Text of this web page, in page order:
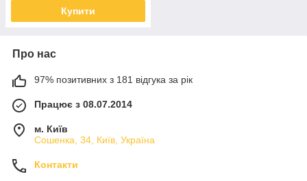
Купити
Про нас
97% позитивних з 181 відгука за рік
Працює з 08.07.2014
м. Київ
Сошенка, 34, Київ, Україна
Контакти